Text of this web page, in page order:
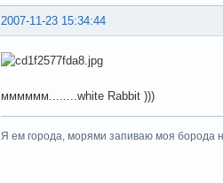
2007-11-23 15:34:44
мммммм........white Rabbit )))
Я ем города, морями запиваю моя борода